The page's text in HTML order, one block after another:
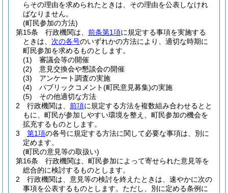
らその理由を求められたときは、その理由を公表しなけれ
ばなりません。
(町民参加の方法)
第15条
行政機関は、 前条第1項に規定する事項を実施する
ときは、 次の各号のいずれかの方法により、適切な時期に
町民参加を求めるものとします。
(1)
審議会等の開催
(2)
意見交換会や懇談会の開催
(3)
アンケート調査の実施
(4)
パブリックコメント(町民意見募集)の実施
(5)
その他適切な方法
2
行政機関は、 前項に規定する方法を複数組み合わせるとと
もに、町民が参加しやすい環境を整え、町民参加の機会を
拡充するものとします。
3
第1項の各号に規定する方法に関して必要な事項は、別に
定めます。
(町民の意見等の取扱い)
第16条
行政機関は、町民参加によって寄せられた意見等を
総合的に検討するものとします。
2
行政機関は、意見等の検討を終えたときは、速やかに次の
事項を公表するものとします。 ただし、別に定める条例に